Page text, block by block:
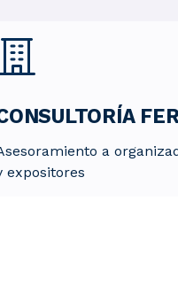
a
expositores